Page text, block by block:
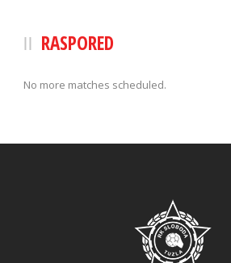
RASPORED
No more matches scheduled.